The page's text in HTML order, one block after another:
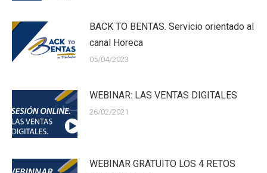
BACK TO BENTAS. Servicio orientado al
canal Horeca
05/04/2023
WEBINAR: LAS VENTAS DIGITALES
26/02/2021
WEBINAR GRATUITO LOS 4 RETOS